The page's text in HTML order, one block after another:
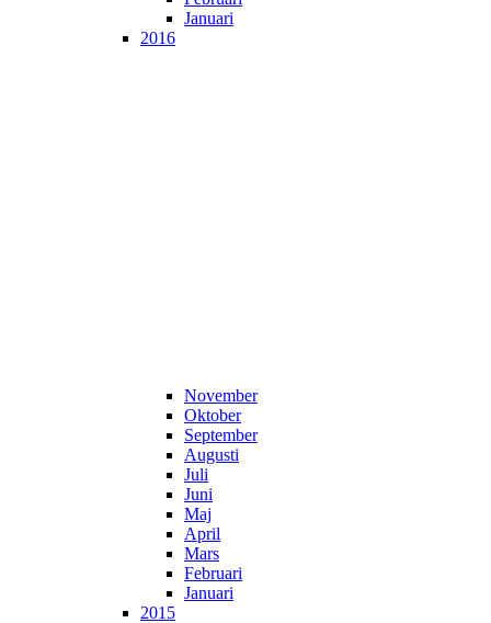
Januari
2016
November
Oktober
September
Augusti
Juli
Juni
Maj
April
Mars
Februari
Januari
2015